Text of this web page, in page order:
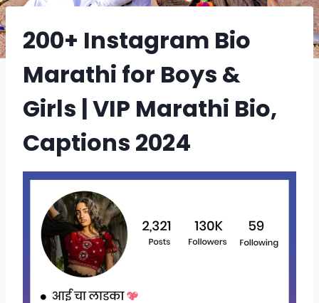
200+ Instagram Bio
Marathi for Boys &
Girls | VIP Marathi Bio,
Captions 2024